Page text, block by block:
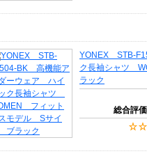
YONEX STB-
ク長袖シャツ
ラック
総合評価